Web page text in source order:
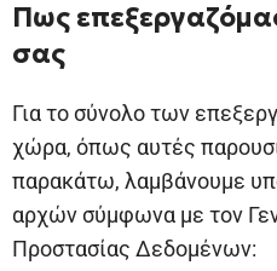
Πως
σας
Για το σύνολο των
χώρα, όπως αυτές
παρακάτω, λαμβάνουμε
αρχών σύμφωνα με τον
Προστασίας Δεδομένων: